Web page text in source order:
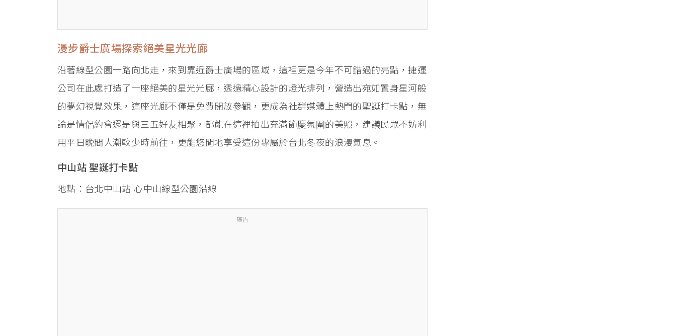
漫步爵士廣場探索絕美星光光廊
沿著線型公園一路向北走，來到靠近爵士廣場的區域，這裡更是今年不可錯過的亮點，捷運
公司在此處打造了一座絕美的星光光廊，透過精心設計的燈光排列，營造出宛如置身星河般
的夢幻視覺效果，這座光廊不僅是免費開放參觀，更成為社群媒體上熱門的聖誕打卡點，無
論是情侶約會還是與三五好友相聚，都能在這裡拍出充滿節慶氛圍的美照，建議民眾不妨利
用平日晚間人潮較少時前往，更能悠閒地享受這份專屬於台北冬夜的浪漫氣息。
中山站 聖誕打卡點
地點：台北中山站 心中山線型公園沿線
廣告